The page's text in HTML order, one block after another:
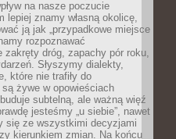
na nasze poczucie
lepiej znamy własną okolicę,
ją jak „przypadkowe miejsce
rozpoznawać
zakręty dróg, zapachy pór roku,
Słyszymy dialekty,
które nie trafiły do
żywe w opowieściach
subtelną, ale ważną więź
jesteśmy „u siebie”, nawet
się ze wszystkimi decyzjami
kierunkiem zmian. Na końcu